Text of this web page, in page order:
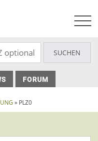
FORUM
» PLZ0